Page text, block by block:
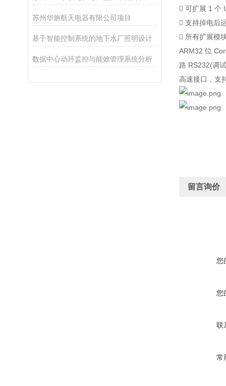
苏州华旃航天电器有限公司项目
基于智能控制系统的地下水厂照明设计
数据中心动环监控与能效管理系统分析
 可扩展 1 个
 支持掉电后
 所有扩展模
ARM32 位
路 RS232(调
高速接口，支
留言询价
您
您
联
常